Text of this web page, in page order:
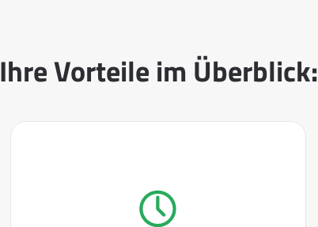
Ihre Vorteile im Überblick: